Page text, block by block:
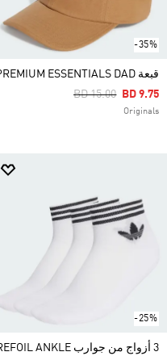
-35%
قبعة PREMIUM ESSENTIALS DAD
Price Reduced
BD 15.00ToBD 9.75
Originals
-25%
3 أزواج من جوارب TREFOIL ANKLE